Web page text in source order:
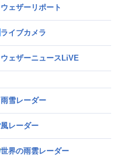
ウェザーリポート
ライブカメラ
ウェザーニュースLiVE
雨雪レーダー
風レーダー
世界の雨雲レーダー